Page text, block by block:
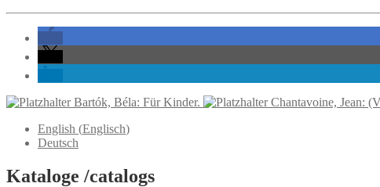
Bartók, Béla: Für Kinder.
Chantavoine, Jean:
English (Englisch)
Deutsch
Kataloge /catalogs